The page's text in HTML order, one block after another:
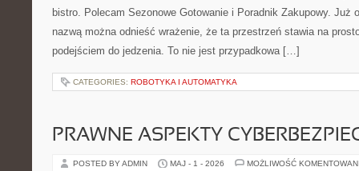
bistro. Polecam Sezonowe Gotowanie i Poradnik Zakupowy. Już
nazwą można odnieść wrażenie, że ta przestrzeń stawia na
podejściem do jedzenia. To nie jest przypadkowa […]
CATEGORIES: ROBOTYKA I AUTOMATYKA
PRAWNE ASPEKTY
POSTED BY ADMIN MAJ - 1 - 2026 MOŻLIWOŚĆ